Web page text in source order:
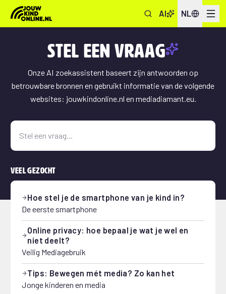
Veelgestelde vragen
AI NL
Menu
Stel een vraag
Onze AI zoekassistent baseert zijn antwoorden op
betrouwbare bronnen en gebruikt informatie van de volgende
websites: jouwkindonline.nl en mediadiamant.eu.
Stel een vraag aan onze AI-assistent
Veel gezocht
Hoe stel je de smartphone van je kind in?
De eerste smartphone
Online privacy: hoe bepaal je wat je wel en
niet deelt?
Veilig Mediagebruik
Tips: Bewegen mét media? Zo kan het
Jonge kinderen en media